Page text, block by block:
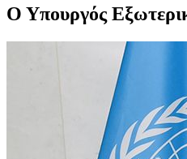
Ο Υπουργός